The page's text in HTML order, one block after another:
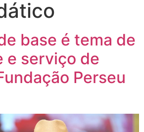
base é tema de
e serviço de
Perseu